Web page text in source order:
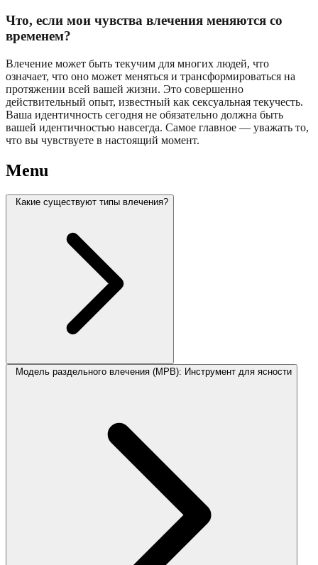
Что, если мои чувства влечения меняются со
временем?
Влечение может быть текучим для многих людей, что
означает, что оно может меняться и трансформироваться на
протяжении всей вашей жизни. Это совершенно
действительный опыт, известный как сексуальная текучесть.
Ваша идентичность сегодня не обязательно должна быть
вашей идентичностью навсегда. Самое главное — уважать то,
что вы чувствуете в настоящий момент.
Menu
Какие существуют типы влечения?
Модель раздельного влечения (МРВ): Инструмент для ясности